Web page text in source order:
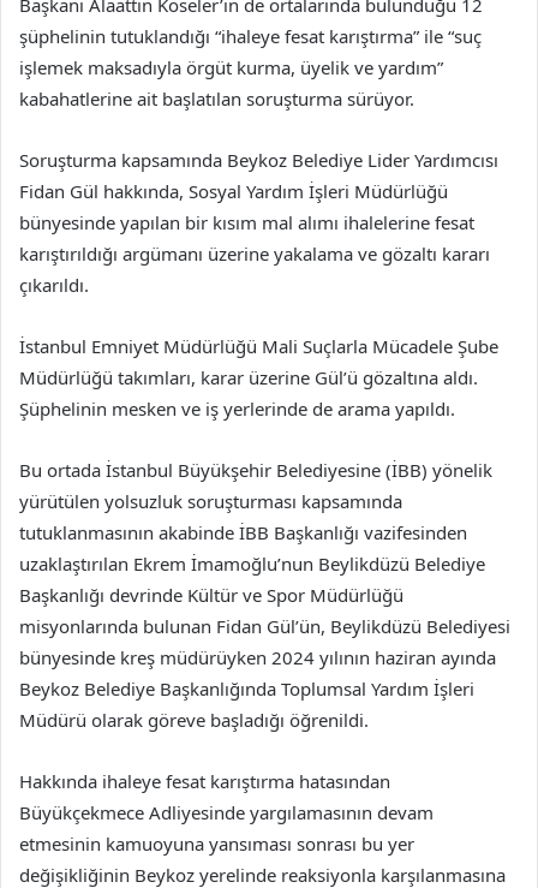
şüphelinin tutuklandığı “ihaleye fesat karıştırma” ile “suç
işlemek maksadıyla örgüt kurma, üyelik ve yardım”
kabahatlerine ait başlatılan soruşturma sürüyor.
Soruşturma kapsamında Beykoz Belediye Lider Yardımcısı
Fidan Gül hakkında, Sosyal Yardım İşleri Müdürlüğü
bünyesinde yapılan bir kısım mal alımı ihalelerine fesat
karıştırıldığı argümanı üzerine yakalama ve gözaltı kararı
çıkarıldı.
İstanbul Emniyet Müdürlüğü Mali Suçlarla Mücadele Şube
Müdürlüğü takımları, karar üzerine Gül’ü gözaltına aldı.
Şüphelinin mesken ve iş yerlerinde de arama yapıldı.
Bu ortada İstanbul Büyükşehir Belediyesine (İBB) yönelik
yürütülen yolsuzluk soruşturması kapsamında
tutuklanmasının akabinde İBB Başkanlığı vazifesinden
uzaklaştırılan Ekrem İmamoğlu’nun Beylikdüzü Belediye
Başkanlığı devrinde Kültür ve Spor Müdürlüğü
misyonlarında bulunan Fidan Gül’ün, Beylikdüzü Belediyesi
bünyesinde kreş müdürüyken 2024 yılının haziran ayında
Beykoz Belediye Başkanlığında Toplumsal Yardım İşleri
Müdürü olarak göreve başladığı öğrenildi.
Hakkında ihaleye fesat karıştırma hatasından
Büyükçekmece Adliyesinde yargılamasının devam
etmesinin kamuoyuna yansıması sonrası bu yer
değişikliğinin Beykoz yerelinde reaksiyonla karşılanmasına